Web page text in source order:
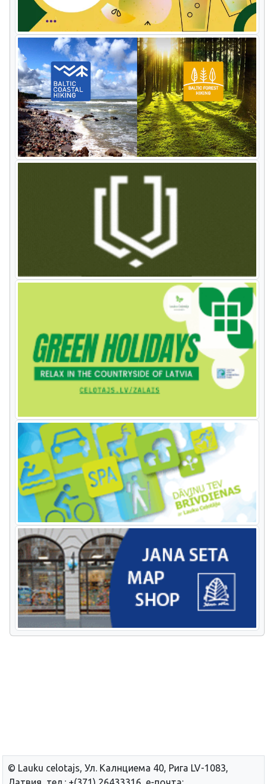
© Lauku сelotajs, Ул. Калнциема 40, Рига LV-1083,